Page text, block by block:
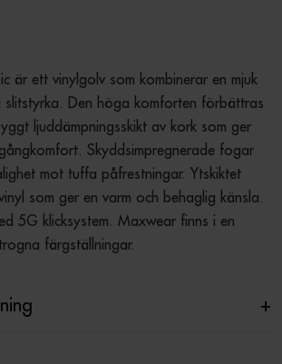
är ett vinylgolv som kombinerar en mjuk
slitstyrka. Den höga komforten förbättras
ljuddämpningsskikt av kork som ger
Skyddsimpregnerade fogar
mot tuffa påfrestningar. Ytskiktet
som ger en varm och behaglig känsla.
5G klicksystem. Maxwear finns i en
färgställningar.
+